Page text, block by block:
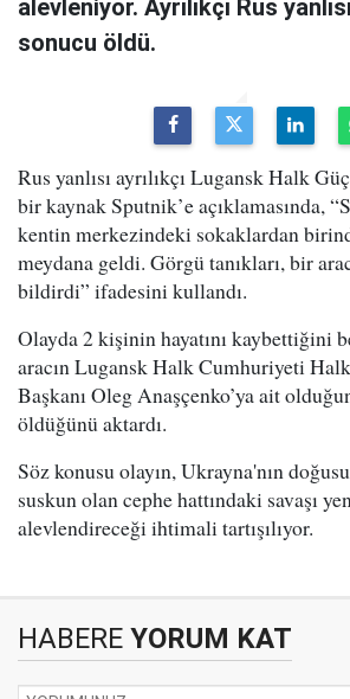
alevleniyor. Ayrılıkçı Rus
sonucu öldü.
Rus yanlısı ayrılıkçı Lugansk Halk
bir kaynak Sputnik’e açıklamasında,
kentin merkezindeki sokaklardan
meydana geldi. Görgü tanıkları, bir
bildirdi” ifadesini kullandı.
Olayda 2 kişinin hayatını kaybettiğini
aracın Lugansk Halk Cumhuriyeti
Başkanı Oleg Anaşçenko’ya ait
öldüğünü aktardı.
Söz konusu olayın, Ukrayna'nın
suskun olan cephe hattındaki savaşı
alevlendireceği ihtimali tartışılıyor.
HABERE YORUM KAT